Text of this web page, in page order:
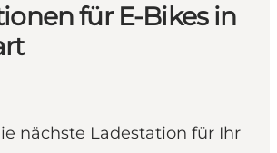
bike
für E-Bikes in
nächste Ladestation für Ihr